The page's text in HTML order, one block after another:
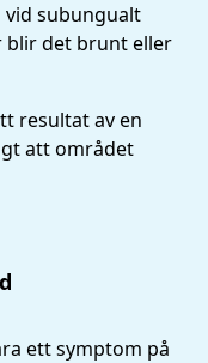
vid subungualt
blir det brunt eller
resultat av en
att området
ett symptom på